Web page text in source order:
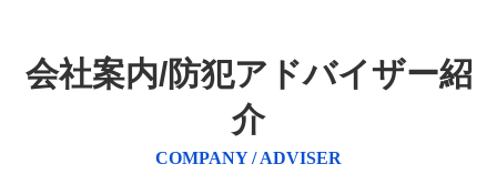
会社案内/防犯アドバイザー紹
介
COMPANY / ADVISER